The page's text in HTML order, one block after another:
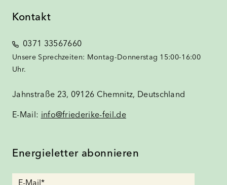
Kontakt
0371 33567660
Unsere Sprechzeiten: Montag-Donnerstag 15:00-16:00
Uhr.
Jahnstraße 23, 09126 Chemnitz, Deutschland
E-Mail: info@friederike-feil.de
Energieletter abonnieren